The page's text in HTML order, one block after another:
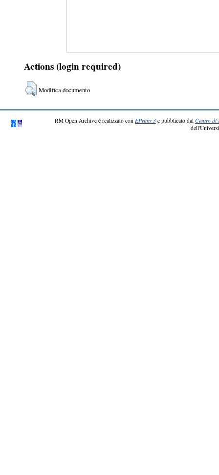
Actions (login required)
Modifica documento
RM Open Archive è realizzato con EPrints 3 e pubblicato dal Centro di